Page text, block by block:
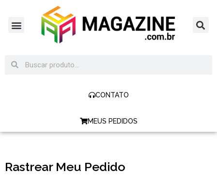
CONTATO
MEUS PEDIDOS
Rastrear Meu Pedido